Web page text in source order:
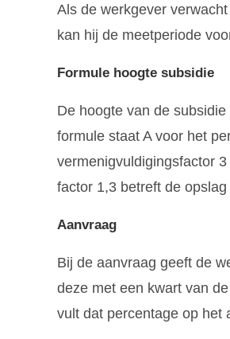
Als de werkgever
kan hij de meetperiode
Formule hoogte subsidie
De hoogte van de
formule staat A voor het
vermenigvuldigingsfactor
factor 1,3 betreft de
Aanvraag
Bij de aanvraag geeft de
deze met een kwart van
vult dat percentage op het